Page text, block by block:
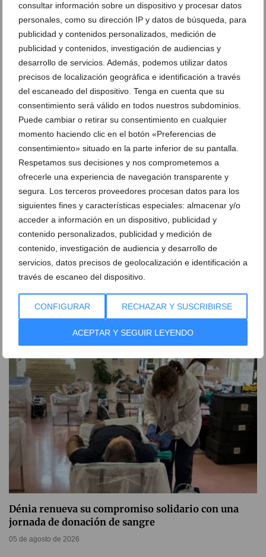
consultar información sobre un dispositivo y procesar datos
personales, como su dirección IP y datos de búsqueda, para
publicidad y contenidos personalizados, medición de
publicidad y contenidos, investigación de audiencias y
desarrollo de servicios. Además, podemos utilizar datos
precisos de localización geográfica e identificación a través
del escaneado del dispositivo. Tenga en cuenta que su
consentimiento será válido en todos nuestros subdominios.
Puede cambiar o retirar su consentimiento en cualquier
momento haciendo clic en el botón «Preferencias de
consentimiento» situado en la parte inferior de su pantalla.
Respetamos sus decisiones y nos comprometemos a
ofrecerle una experiencia de navegación transparente y
segura. Los terceros proveedores procesan datos para los
siguientes fines y características especiales: almacenar y/o
acceder a información en un dispositivo, publicidad y
contenido personalizados, publicidad y medición de
contenido, investigación de audiencia y desarrollo de
servicios, datos precisos de geolocalización e identificación a
través de escaneo del dispositivo.
CONFIGURAR RECHAZAR Y SUSCRIBIRSE
ACEPTAR Y SEGUIR LEYENDO
El colapso veraniego llega a las playas de Dénia:
largas retenciones en Les Rotes en pleno jueves
06 de agosto de 2026
Innovación contra el calor: experimentos con
pintura en la Línea 9 del TRAM para enfriar los
raíles
Dénia renueva su compromiso solidario con una
jornada de donación de sangre
05 de agosto de 2026